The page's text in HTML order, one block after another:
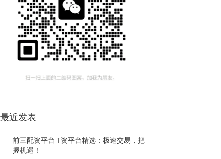
最近发表
前三配资平台 T资平台精选：极速交易，把
握机遇！